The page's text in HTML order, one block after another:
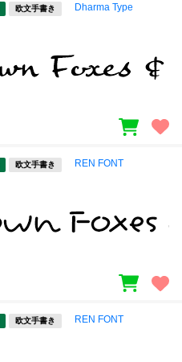
欧文手書き Dharma Type
欧文手書き REN FONT
欧文手書き REN FONT